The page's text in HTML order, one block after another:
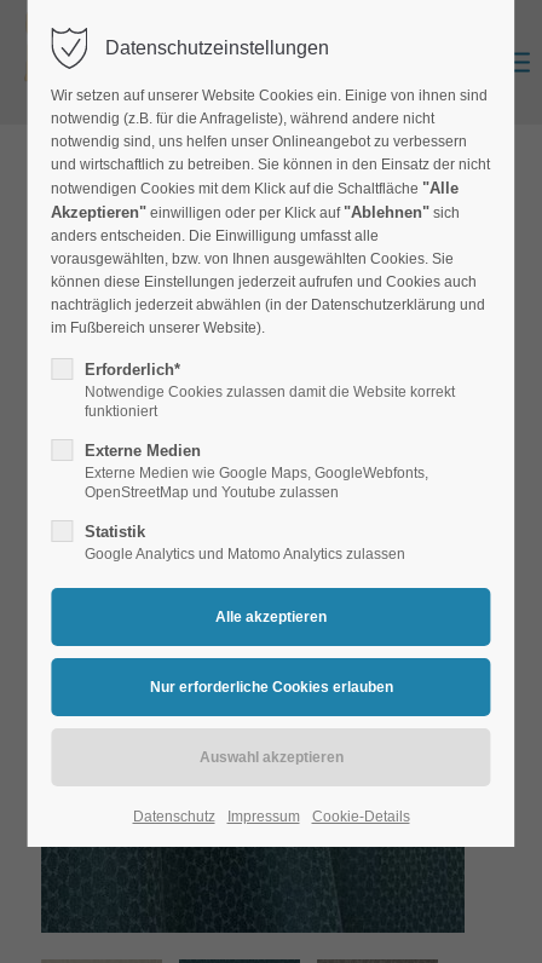
Zurück Anmelden
zur Produktübersicht
Muster Vorhangstoff Jakon
VS-Jakon
Glatt gewebter Dim-Out-Vorhangstoff mit feinem
changierenden Wabenmuster. Wabengröße ca. 10x15mm.
Einsatzbereiche Hotel, Restaurant, Schiff, etc. Breite 145cm.
Datenschutzeinstellungen
Wir setzen auf unserer Website Cookies ein. Einige von ihnen sind
notwendig (z.B. für die Anfrageliste), während andere nicht
notwendig sind, uns helfen unser Onlineangebot zu verbessern
und wirtschaftlich zu betreiben. Sie können in den Einsatz der nicht
notwendigen Cookies mit dem Klick auf die Schaltfläche "Alle
Akzeptieren" einwilligen oder per Klick auf "Ablehnen" sich
anders entscheiden. Die Einwilligung umfasst alle
vorausgewählten, bzw. von Ihnen ausgewählten Cookies. Sie
können diese Einstellungen jederzeit aufrufen und Cookies auch
nachträglich jederzeit abwählen (in der Datenschutzerklärung und
im Fußbereich unserer Website).
Erforderlich*
Notwendige Cookies zulassen damit die Website korrekt
funktioniert
Externe Medien
Externe Medien wie Google Maps, GoogleWebfonts,
OpenStreetMap und Youtube zulassen
Statistik
Google Analytics und Matomo Analytics zulassen
Datenschutz Impressum Cookie-Details